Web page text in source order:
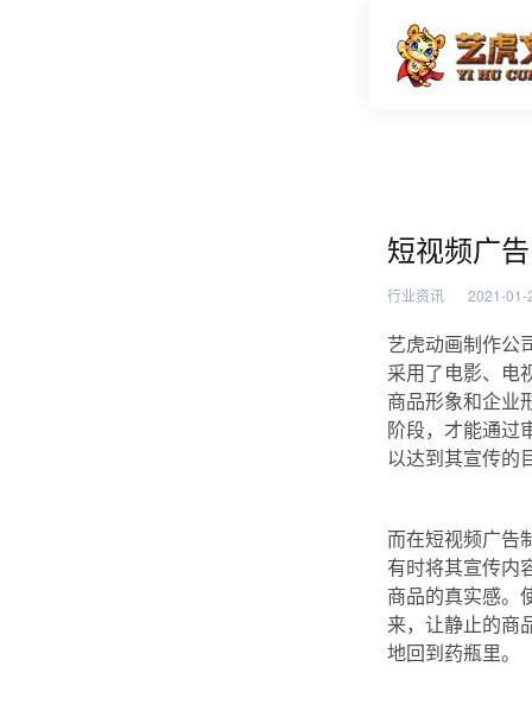
短视频
短视频广
行业资讯 2021-01-
艺虎动画制作公
采用了电影、电
商品形象和企业
阶段，才能通过
以达到其宣传的
而在短视频广告
有时将其宣传内
商品的真实感。
来，让静止的商
地回到药瓶里。